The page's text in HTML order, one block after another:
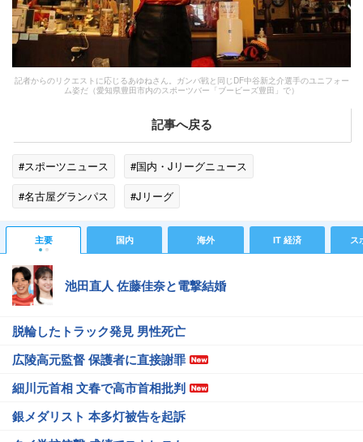
記者からのリクエストに応じるあゆねさん。ガンバ戦と同じDF中谷新之介選手のユニフォー
ム姿だ（愛知県豊田市内のスポーツバー「ブービーズ豊田」で）
記事へ戻る
#スポーツニュース
#国内・Jリーグニュース
#名古屋グランパス
#Jリーグ
#スポーツニュース・トピックス
主要 国内 海外 IT 経済 ス
池田直人 佐藤佳奈と電撃結婚
脱輪したトラック発見 男性死亡
広陵高元監督 保護者に直接謝罪
細川元首相 文春で高市首相批判
銀メダリスト 本多灯被告を起訴